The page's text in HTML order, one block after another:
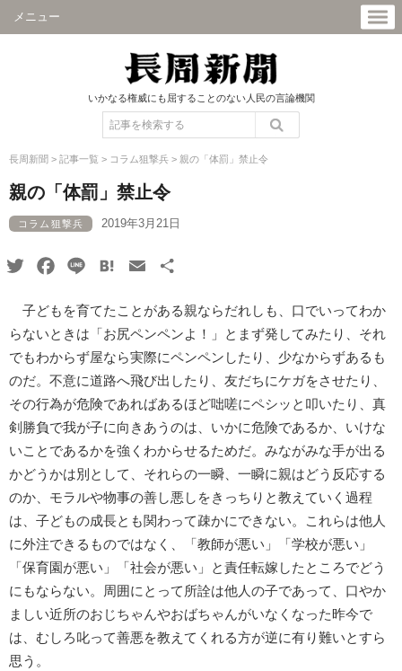
メニュー
いかなる権威にも屈することのない人民の言論機関
長周新聞 > 記事一覧 > コラム狙撃兵 > 親の「体罰」禁止令
親の「体罰」禁止令
コラム狙撃兵 2019年3月21日
TwitterFacebook
Line HatenaEmail
子どもを育てたことがある親ならだれしも、口でいってわか
らないときは「お尻ペンペンよ！」とまず発してみたり、それ
でもわからず屋なら実際にペンペンしたり、少なからずあるも
のだ。不意に道路へ飛び出したり、友だちにケガをさせたり、
その行為が危険であればあるほど咄嗟にペシッと叩いたり、真
剣勝負で我が子に向きあうのは、いかに危険であるか、いけな
いことであるかを強くわからせるためだ。みながみな手が出る
かどうかは別として、それらの一瞬、一瞬に親はどう反応する
のか、モラルや物事の善し悪しをきっちりと教えていく過程
は、子どもの成長とも関わって疎かにできない。これらは他人
に外注できるものではなく、「教師が悪い」「学校が悪い」
「保育園が悪い」「社会が悪い」と責任転嫁したところでどう
にもならない。周囲にとって所詮は他人の子であって、口やか
ましい近所のおじちゃんやおばちゃんがいなくなった昨今で
は、むしろ叱って善悪を教えてくれる方が逆に有り難いとすら
思う。